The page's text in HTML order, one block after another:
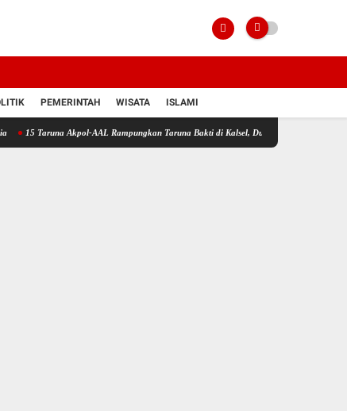
PEMERINTAH WISATA ISLAMI
Akpol-AAL Rampungkan Taruna Bakti di Kalsel, Dukung Program Sekolah Rakyat